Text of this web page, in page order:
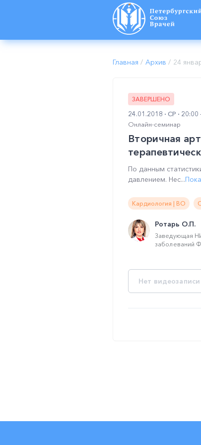
Главная / Архив / 24
ЗАВЕРШЕНО
24.01.2018 СР
20:00
Онлайн-семинар
Вторичная
По данным
давлением. Нес...
Кардиология | ВО
Ротарь О.П.
Заведующая
заболеваний
Нет видеозаписи